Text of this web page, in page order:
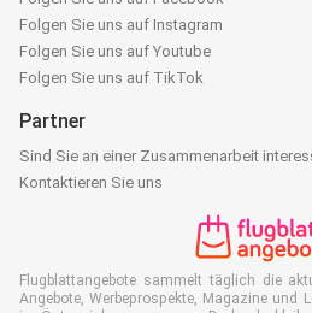
Folgen Sie uns auf Instagram
Folgen Sie uns auf Youtube
Folgen Sie uns auf TikTok
Partner
Sind Sie an einer Zusammenarbeit
Kontaktieren Sie uns
Flugblattangebote sammelt täglich die
Angebote, Werbeprospekte, Magazine und